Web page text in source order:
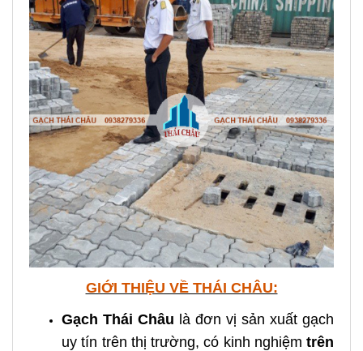
GIỚI THIỆU VỀ THÁI CHÂU:
Gạch Thái Châu là đơn vị sản xuất gạch
uy tín trên thị trường, có kinh nghiệm trên